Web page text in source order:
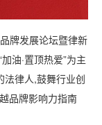
牌发展论坛暨律新
油·置顶热爱”为主
法律人,鼓舞行业创
品牌影响力指南